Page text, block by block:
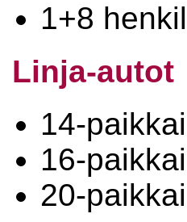
1+8
Linja-autot
14-
16-
20-